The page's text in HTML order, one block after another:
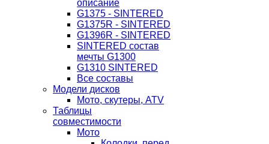
описание
G1375 - SINTERED
G1375R - SINTERED
G1396R - SINTERED
SINTERED состав
мечты G1300
G1310 SINTERED
Все составы
Модели дисков
Мото, скутеры, ATV
Таблицы
совместимости
Мото